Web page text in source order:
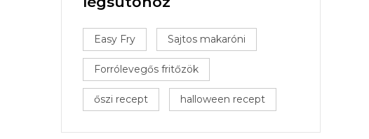
Easy Fry Sajtos makaróni
Forrólevegős fritőzök
őszi recept halloween recept